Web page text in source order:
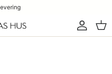
Konto